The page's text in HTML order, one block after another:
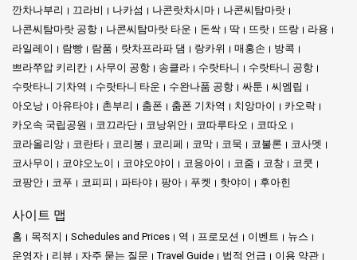
깐차나부리 끄라비 나카섬 나콘랏차시마
나콘씨탐마랏
나콘씨탐마랏 공항
나콘씨탐마랏 타운 돈싹 딱 뜨랏 뜨랑
라용
라일레이
람빵 람품 랏차프라파 댐 랑카위 매홍손
방콕
쁘라쭈압 키리칸
사무이 공항 송클라 수랏타니
수랏타니 공항
수랏타니 기차역
수랏타니 타운 수완나품 공항 싸툰
씨엠립
아오낭
아유타야 촌부리 춤폰 춤폰 기차역 치앙마이
카오락
카오속 국립공원
코끄라단 코낭위안 코따루타오
코따오
코라올리앙
코란타 코리봉 코리페 코막 코묵 코불론
코사멧
코사무이
코야오노이 코야오야이 코응아이 코줌 코창
코쿳
코팡안
코푸 코피피 파타야 팡아 푸켓 핫야이 후아힌
사이트 맵
홈 목적지 Schedules and Prices 역 프로모션 이벤트
뉴스
운영자
리뷰 자주 묻는 질문 Travel Guide 법적 언급
이용 약관